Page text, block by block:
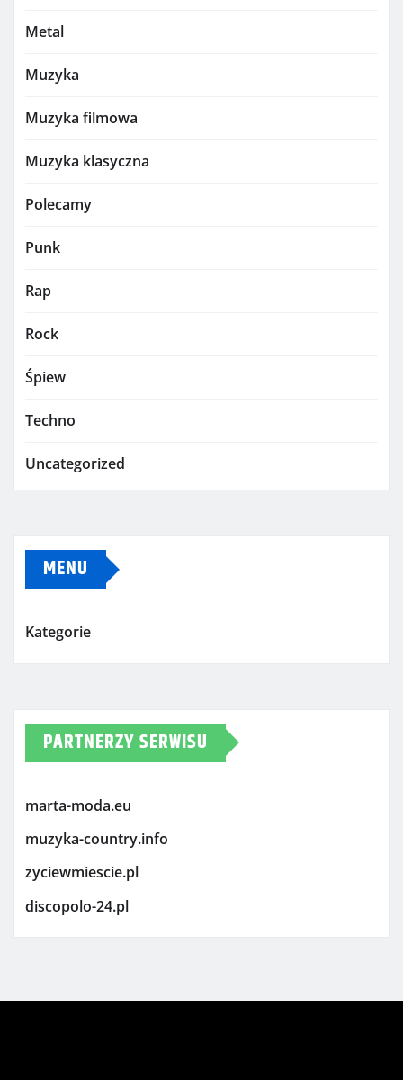
Metal
Muzyka
Muzyka filmowa
Muzyka klasyczna
Polecamy
Punk
Rap
Rock
Śpiew
Techno
Uncategorized
MENU
Kategorie
PARTNERZY SERWISU
marta-moda.eu
muzyka-country.info
zyciewmiescie.pl
discopolo-24.pl